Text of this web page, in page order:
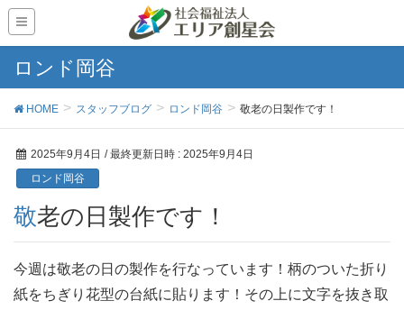
ロンド岡谷
HOME スタッフブログ ロンド岡谷 敬老の日製作です！
2025年9月4日 / 最終更新日時 : 2025年9月4日
ロンド岡谷
敬老の日製作です！
今週は敬老の日の製作を行なっています！柄のついた折り
紙をちぎり花型の台紙に貼ります！その上に文字を抜き取